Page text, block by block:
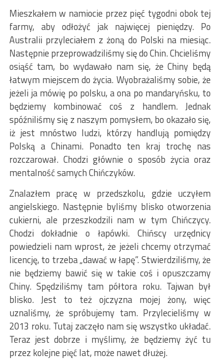
Mieszkałem w namiocie przez pięć tygodni obok tej
farmy, aby odłożyć jak najwięcej pieniędzy. Po
Australii przyleciałem z żoną do Polski na miesiąc.
Następnie przeprowadziliśmy się do Chin. Chcieliśmy
osiąść tam, bo wydawało nam się, że Chiny będą
łatwym miejscem do życia. Wyobrażaliśmy sobie, że
jeżeli ja mówię po polsku, a ona po mandaryńsku, to
będziemy kombinować coś z handlem. Jednak
spóźniliśmy się z naszym pomysłem, bo okazało się,
iż jest mnóstwo ludzi, którzy handlują pomiędzy
Polską a Chinami. Ponadto ten kraj trochę nas
rozczarował. Chodzi głównie o sposób życia oraz
mentalność samych Chińczyków.
Znalazłem pracę w przedszkolu, gdzie uczyłem
angielskiego. Następnie byliśmy blisko otworzenia
cukierni, ale przeszkodzili nam w tym Chińczycy.
Chodzi dokładnie o łapówki. Chińscy urzędnicy
powiedzieli nam wprost, że jeżeli chcemy otrzymać
licencję, to trzeba „dawać w łapę”. Stwierdziliśmy, że
nie będziemy bawić się w takie coś i opuszczamy
Chiny. Spędziliśmy tam półtora roku. Tajwan był
blisko. Jest to też ojczyzna mojej żony, więc
uznaliśmy, że spróbujemy tam. Przylecieliśmy w
2013 roku. Tutaj zaczęło nam się wszystko układać.
Teraz jest dobrze i myślimy, że będziemy żyć tu
przez kolejne pięć lat, może nawet dłużej.